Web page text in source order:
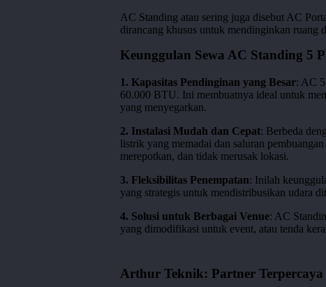
AC Standing atau sering juga disebut AC
dirancang khusus untuk mendinginkan ruang
Keunggulan Sewa AC Standing 5
1. Kapasitas Pendinginan yang Besar: AC
60.000 BTU. Ini membuatnya ideal untuk
yang menyegarkan.
2. Instalasi Mudah dan Cepat: Berbeda
listrik yang memadai dan saluran
merepotkan, dan tidak merusak lokasi.
3. Fleksibilitas Penempatan: Inilah
yang strategis untuk mendistribusikan udara
4. Solusi untuk Berbagai Venue: AC
yang dimodifikasi untuk event, atau tenda
Arthur Teknik: Partner